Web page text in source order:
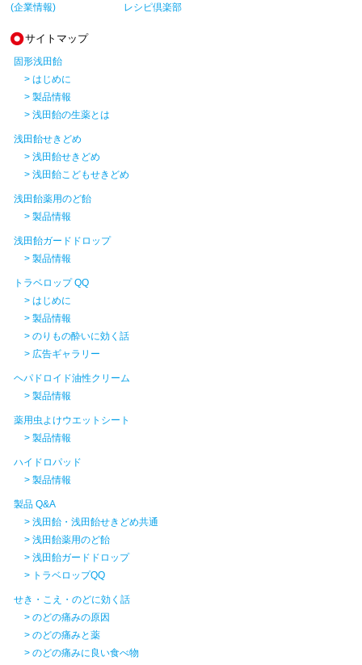
(企業情報)
レシピ倶楽部
サイトマップ
固形浅田飴
> はじめに
> 製品情報
> 浅田飴の生薬とは
浅田飴せきどめ
> 浅田飴せきどめ
> 浅田飴こどもせきどめ
浅田飴薬用のど飴
> 製品情報
浅田飴ガードドロップ
> 製品情報
トラベロップ QQ
> はじめに
> 製品情報
> のりもの酔いに効く話
> 広告ギャラリー
ヘパドロイド油性クリーム
> 製品情報
薬用虫よけウエットシート
> 製品情報
ハイドロパッド
> 製品情報
製品 Q&A
> 浅田飴・浅田飴せきどめ共通
> 浅田飴薬用のど飴
> 浅田飴ガードドロップ
> トラベロップQQ
せき・こえ・のどに効く話
> のどの痛みの原因
> のどの痛みと薬
> のどの痛みに良い食べ物